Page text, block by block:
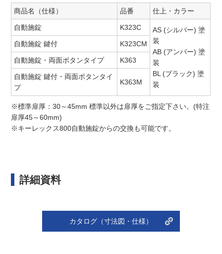
商品名（仕様） 品番 仕上・カラー
自動施錠 K323C
AS (シルバー) 塗
装
AB (アンバー) 塗
装
BL (ブラック) 塗
装
自動施錠 鍵付 K323CM
自動施錠・両面ボタンタイプ K363
自動施錠 鍵付・両面ボタンタイ
プ
K363M
※標準扉厚：30～45mm 標準以外は扉厚をご指定下さい。(特注
扉厚45～60mm)
※キーレックス800自動施錠からの交換も可能です。
詳細資料
カタログ（寸法図・仕様）